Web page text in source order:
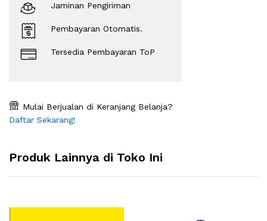
Jaminan Pengiriman
Pembayaran Otomatis.
Tersedia Pembayaran ToP
Mulai Berjualan di Keranjang Belanja?
Daftar Sekarang!
Produk Lainnya di Toko Ini